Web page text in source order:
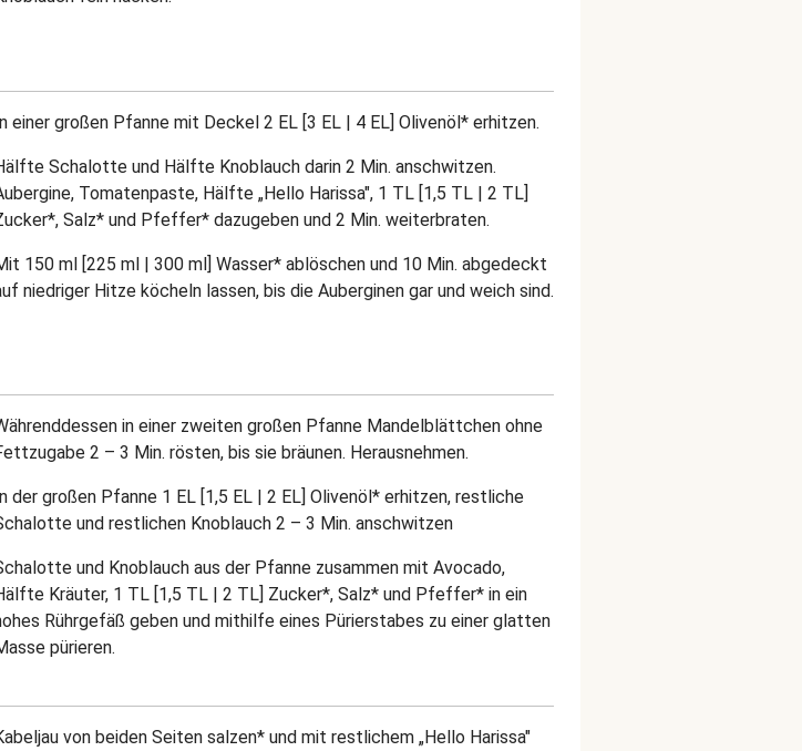
einer großen Pfanne mit Deckel 2 EL [3 EL | 4 EL] Olivenöl* erhitzen.
Schalotte und Hälfte Knoblauch darin 2 Min. anschwitzen.
Tomatenpaste, Hälfte „Hello Harissa", 1 TL [1,5 TL | 2 TL]
Salz* und Pfeffer* dazugeben und 2 Min. weiterbraten.
150 ml [225 ml | 300 ml] Wasser* ablöschen und 10 Min. abgedeckt
niedriger Hitze köcheln lassen, bis die Auberginen gar und weich sind.
in einer zweiten großen Pfanne Mandelblättchen ohne
2 – 3 Min. rösten, bis sie bräunen. Herausnehmen.
der großen Pfanne 1 EL [1,5 EL | 2 EL] Olivenöl* erhitzen, restliche
und restlichen Knoblauch 2 – 3 Min. anschwitzen
und Knoblauch aus der Pfanne zusammen mit Avocado,
Kräuter, 1 TL [1,5 TL | 2 TL] Zucker*, Salz* und Pfeffer* in ein
Rührgefäß geben und mithilfe eines Pürierstabes zu einer glatten
pürieren.
von beiden Seiten salzen* und mit restlichem „Hello Harissa"